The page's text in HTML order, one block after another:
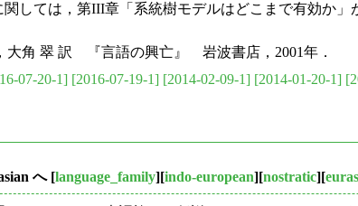
しては，第III章「系統樹モデルはどこまで有効か」
大角 翠 訳 『言語の興亡』 岩波書店，2001年．
07-20-1] [2016-07-19-1] [2014-02-09-1] [2014-01-20-1]
へ[language_family][indo-european][nostratic][